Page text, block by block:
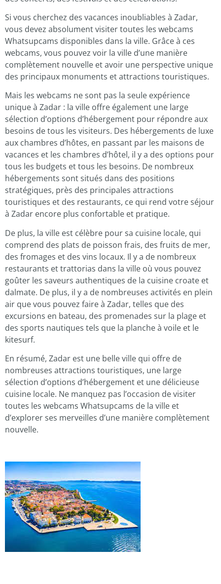
Si vous cherchez des vacances inoubliables à Zadar,
vous devez absolument visiter toutes les webcams
Whatsupcams disponibles dans la ville. Grâce à ces
webcams, vous pouvez voir la ville d’une manière
complètement nouvelle et avoir une perspective unique
des principaux monuments et attractions touristiques.
Mais les webcams ne sont pas la seule expérience
unique à Zadar : la ville offre également une large
sélection d’options d’hébergement pour répondre aux
besoins de tous les visiteurs. Des hébergements de luxe
aux chambres d’hôtes, en passant par les maisons de
vacances et les chambres d’hôtel, il y a des options pour
tous les budgets et tous les besoins. De nombreux
hébergements sont situés dans des positions
stratégiques, près des principales attractions
touristiques et des restaurants, ce qui rend votre séjour
à Zadar encore plus confortable et pratique.
De plus, la ville est célèbre pour sa cuisine locale, qui
comprend des plats de poisson frais, des fruits de mer,
des fromages et des vins locaux. Il y a de nombreux
restaurants et trattorias dans la ville où vous pouvez
goûter les saveurs authentiques de la cuisine croate et
dalmate. De plus, il y a de nombreuses activités en plein
air que vous pouvez faire à Zadar, telles que des
excursions en bateau, des promenades sur la plage et
des sports nautiques tels que la planche à voile et le
kitesurf.
En résumé, Zadar est une belle ville qui offre de
nombreuses attractions touristiques, une large
sélection d’options d’hébergement et une délicieuse
cuisine locale. Ne manquez pas l’occasion de visiter
toutes les webcams Whatsupcams de la ville et
d’explorer ses merveilles d’une manière complètement
nouvelle.